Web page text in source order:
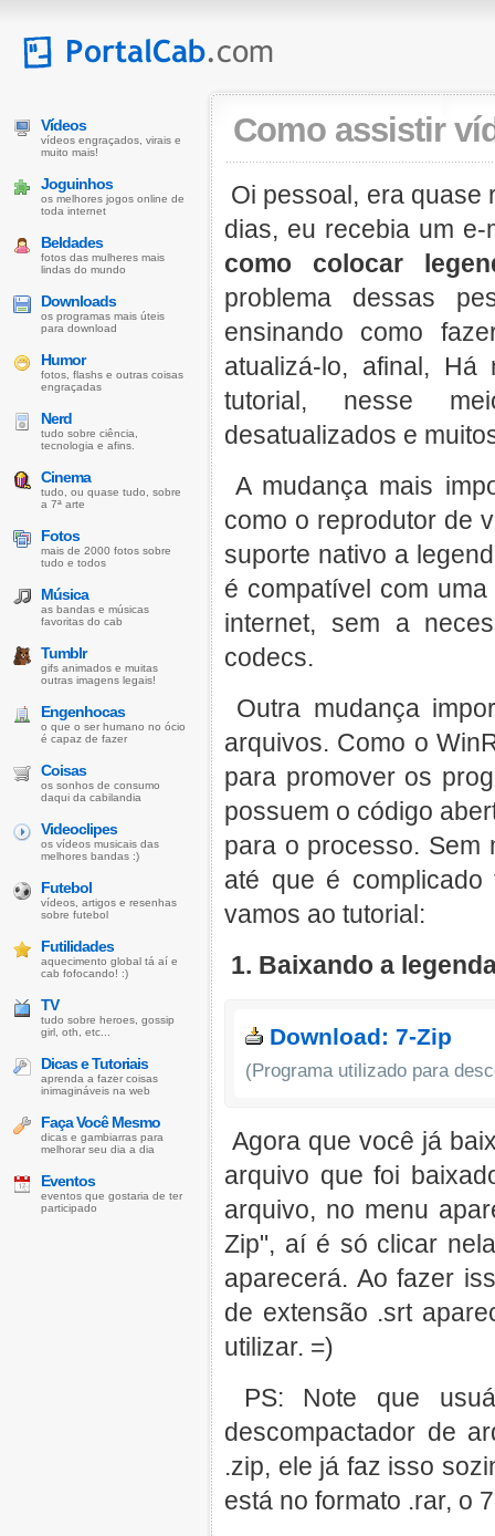
Como assistir
Oi pessoal, era quase
dias, eu recebia um
como colocar
problema dessas
ensinando como
atualizá-lo, afinal,
tutorial, nesse
desatualizados e
A mudança mais
como o reprodutor de
suporte nativo a
é compatível com
internet, sem a
codecs.
Outra mudança
arquivos. Como o
para promover os
possuem o código
para o processo. Sem
até que é
vamos ao tutorial:
1. Baixando a
Download: 7-Zip
(Programa utilizado para
Agora que você já
arquivo que foi
arquivo, no menu
Zip", aí é só clicar
aparecerá. Ao fazer
de extensão .srt
utilizar. =)
PS: Note que
descompactador de
.zip, ele já faz isso
está no formato .rar, o
Vídeos
vídeos engraçados, virais e
muito mais!
Joguinhos
os melhores jogos online de
toda internet
Beldades
fotos das mulheres mais
lindas do mundo
Downloads
os programas mais úteis
para download
Humor
fotos, flashs e outras coisas
engraçadas
Nerd
tudo sobre ciência,
tecnologia e afins.
Cinema
tudo, ou quase tudo, sobre
a 7ª arte
Fotos
mais de 2000 fotos sobre
tudo e todos
Música
as bandas e músicas
favoritas do cab
Tumblr
gifs animados e muitas
outras imagens legais!
Engenhocas
o que o ser humano no ócio
é capaz de fazer
Coisas
os sonhos de consumo
daqui da cabilandia
Videoclipes
os vídeos musicais das
melhores bandas :)
Futebol
vídeos, artigos e resenhas
sobre futebol
Futilidades
aquecimento global tá aí e
cab fofocando! :)
TV
tudo sobre heroes, gossip
girl, oth, etc...
Dicas e Tutoriais
aprenda a fazer coisas
inimagináveis na web
Faça Você Mesmo
dicas e gambiarras para
melhorar seu dia a dia
Eventos
eventos que gostaria de ter
participado